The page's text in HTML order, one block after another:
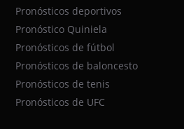
Pronósticos deportivos
Pronóstico Quiniela
Pronósticos de fútbol
Pronósticos de baloncesto
Pronósticos de tenis
Pronósticos de UFC